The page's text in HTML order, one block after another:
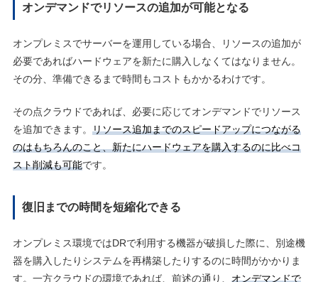
オンデマンドでリソースの追加が可能となる
オンプレミスでサーバーを運用している場合、リソースの追加が
必要であればハードウェアを新たに購入しなくてはなりません。
その分、準備できるまで時間もコストもかかるわけです。
その点クラウドであれば、必要に応じてオンデマンドでリソース
を追加できます。 リソース追加までのスピードアップにつながる
のはもちろんのこと、新たにハードウェアを購入するのに比べコ
スト削減も可能です。
復旧までの時間を短縮化できる
オンプレミス環境ではDRで利用する機器が破損した際に、別途機
器を購入したりシステムを再構築したりするのに時間がかかりま
す。一方クラウドの環境であれば、前述の通り、 オンデマンドで